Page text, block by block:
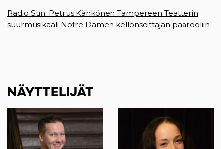
Radio Sun: Petrus Kähkönen Tampereen Teatterin
suurmusikaali Notre Damen kellonsoittajan päärooliin
NÄYTTELIJÄT